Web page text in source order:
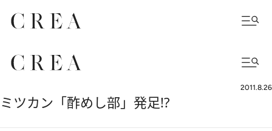
2011.8.26
ミツカン「酢めし部」発足!?